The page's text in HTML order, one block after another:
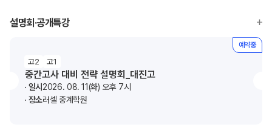
설명회·공개특강
고2 고1
중간고사 대비 전략 설명회_대진고
일시2026. 08. 11(화) 오후 7시
장소러셀 중계학원
예약중